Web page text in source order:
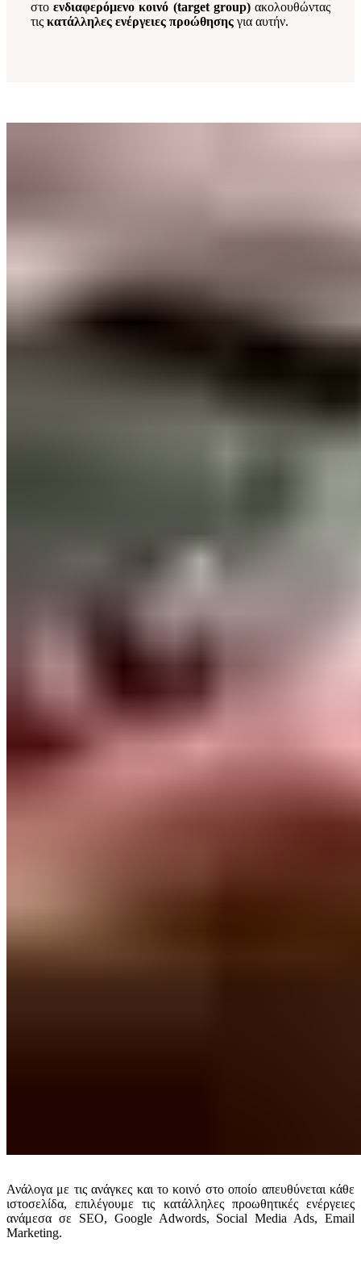
στοενδιαφερόμενο κοινό (target group)ακολουθώντας
τις κατάλληλες ενέργειες προώθησης για αυτήν.
Ανάλογα με τις ανάγκες και το κοινό στο οποίο απευθύνεται κάθε
ιστοσελίδα,επιλέγουμε τις κατάλληλες προωθητικές ενέργειες
ανάμεσα σε SEO, Google Adwords, Social Media Ads, Email
Marketing.